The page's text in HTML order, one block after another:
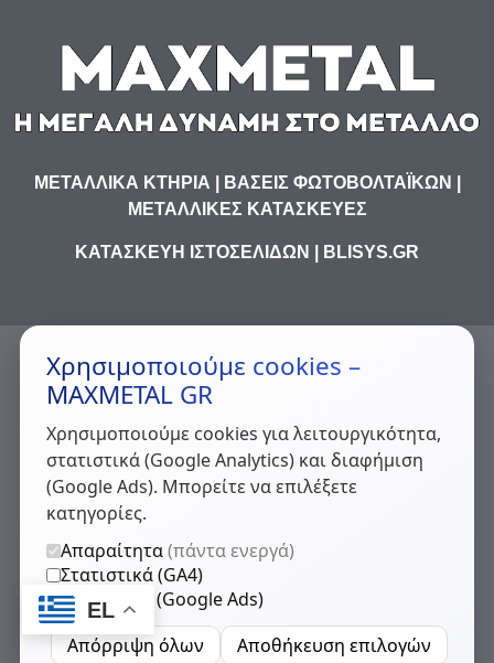
ΜΕΤΑΛΛΙΚΆ ΚΤΉΡΙΑ | ΒΆΣΕΙΣ ΦΩΤΟΒΟΛΤΑΪΚΏΝ |
ΜΕΤΑΛΛΙΚΈΣ ΚΑΤΑΣΚΕΥΈΣ
ΚΑΤΑΣΚΕΥΉ ΙΣΤΟΣΕΛΊΔΩΝ | BLISYS.GR
EL
Χρησιμοποιούμε cookies –
MAXMETAL GR
Χρησιμοποιούμε cookies για λειτουργικότητα,
στατιστικά (Google Analytics) και διαφήμιση
(Google Ads). Μπορείτε να επιλέξετε
κατηγορίες.
Απαραίτητα(πάντα ενεργά)
Στατιστικά (GA4)
Διαφήμιση (Google Ads)
Απόρριψη όλων
Αποθήκευση επιλογών